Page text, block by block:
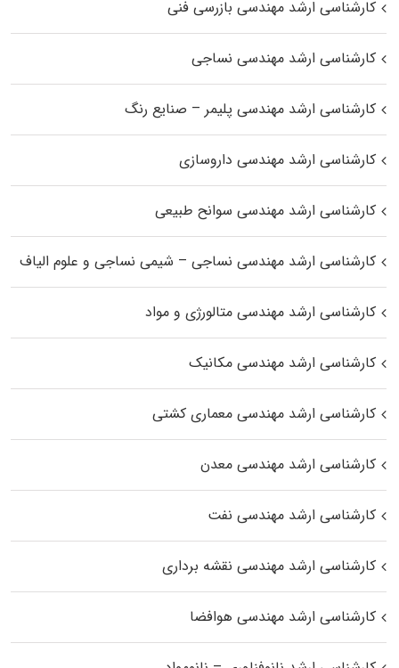
کارشناسی ارشد مهندسی بازرسی فنی
کارشناسی ارشد مهندسی نساجی
کارشناسی ارشد مهندسی پلیمر – صنایع رنگ
کارشناسی ارشد مهندسی داروسازی
کارشناسی ارشد مهندسی سوانح طبیعی
کارشناسی ارشد مهندسی نساجی – شیمی نساجی و علوم الیاف
کارشناسی ارشد مهندسی متالورژی و مواد
کارشناسی ارشد مهندسی مکانیک
کارشناسی ارشد مهندسی معماری کشتی
کارشناسی ارشد مهندسی معدن
کارشناسی ارشد مهندسی نفت
کارشناسی ارشد مهندسی نقشه برداری
کارشناسی ارشد مهندسی هوافضا